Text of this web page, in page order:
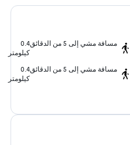
مسافة مشي إلى 5 من الدقائق
0.4
كيلومتر
مسافة مشي إلى 5 من الدقائق
0.4
كيلومتر